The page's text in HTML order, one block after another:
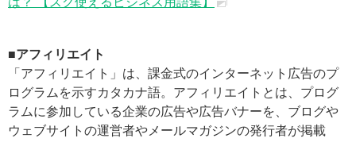
■アフィリエイト
「アフィリエイト」は、課金式のインターネット広告のプ
ログラムを示すカタカナ語。アフィリエイトとは、プログ
ラムに参加している企業の広告や広告バナーを、ブログや
ウェブサイトの運営者やメールマガジンの発行者が掲載